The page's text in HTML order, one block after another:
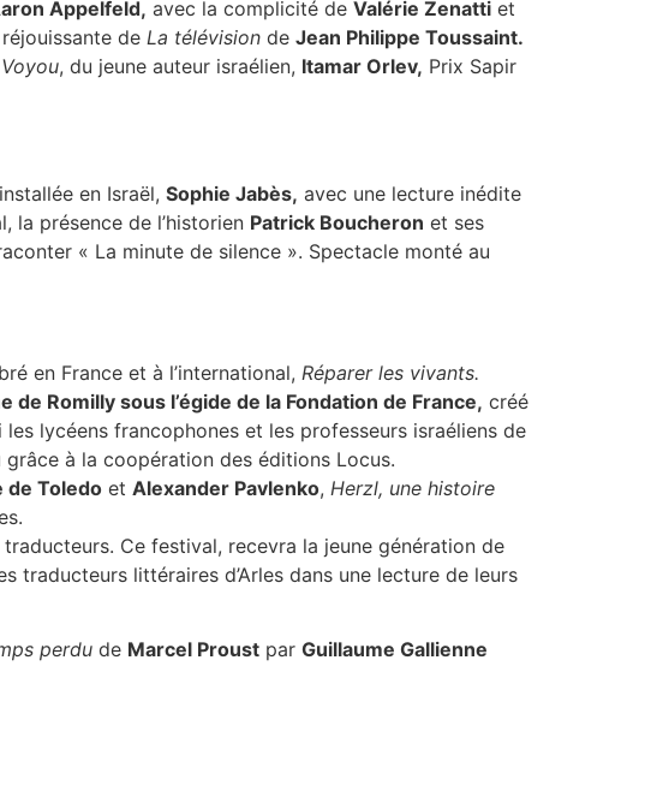
Appelfeld, avec la complicité de Valérie Zenatti et
de La télévision de Jean Philippe Toussaint.
Voyou, du jeune auteur israélien, Itamar Orlev, Prix Sapir
en Israël, Sophie Jabès, avec une lecture inédite
la présence de l’historien Patrick Boucheron et ses
« La minute de silence ». Spectacle monté au
en France et à l’international, Réparer les vivants.
de Romilly sous l’égide de la Fondation de France, créé
lycéens francophones et les professeurs israéliens de
grâce à la coopération des éditions Locus.
de Toledo et Alexander Pavlenko, Herzl, une histoire
Ce festival, recevra la jeune génération de
traducteurs littéraires d’Arles dans une lecture de leurs
perdu de Marcel Proust par Guillaume Gallienne